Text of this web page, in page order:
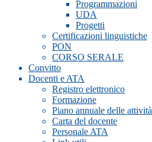
Programmazioni
UDA
Progetti
Certificazioni linguistiche
PON
CORSO SERALE
Convitto
Docenti e ATA
Registro elettronico
Formazione
Piano annuale delle attività
Carta del docente
Personale ATA